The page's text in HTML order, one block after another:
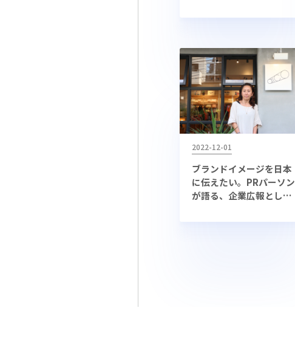
2022-12-01
ブランドイメージを日本
に伝えたい。PRパーソン
が語る、企業広報として